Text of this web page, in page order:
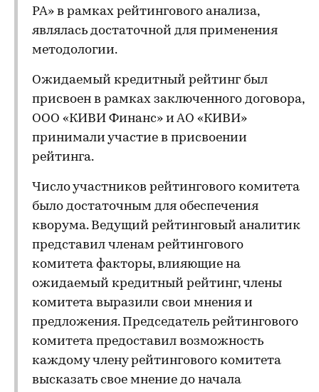
РА» в рамках рейтингового анализа,
являлась достаточной для применения
методологии.
Ожидаемый кредитный рейтинг был
присвоен в рамках заключенного договора,
ООО «КИВИ Финанс» и АО «КИВИ»
принимали участие в присвоении
рейтинга.
Число участников рейтингового комитета
было достаточным для обеспечения
кворума. Ведущий рейтинговый аналитик
представил членам рейтингового
комитета факторы, влияющие на
ожидаемый кредитный рейтинг, члены
комитета выразили свои мнения и
предложения. Председатель рейтингового
комитета предоставил возможность
каждому члену рейтингового комитета
высказать свое мнение до начала